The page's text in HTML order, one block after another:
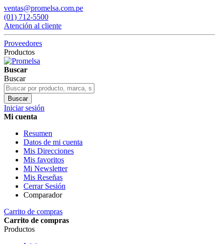
ventas@promelsa.com.pe
(01) 712-5500
Atención al cliente
Proveedores
Productos
Buscar
Buscar
Buscar
Iniciar sesión
Mi cuenta
Resumen
Datos de mi cuenta
Mis Direcciones
Mis favoritos
Mi Newsletter
Mis Reseñas
Cerrar Sesión
Comparador
Carrito de compras
Carrito de compras
Productos